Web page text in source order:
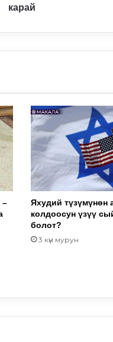
карай
–
Яхудий түзүмүнөн
колдоосун үзүү
болот?
3 күн мурун